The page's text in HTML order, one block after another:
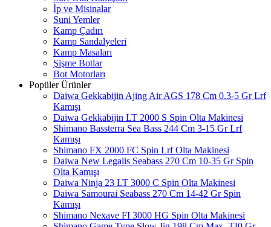
İp ve Misinalar
Suni Yemler
Kamp Çadırı
Kamp Sandalyeleri
Kamp Masaları
Şişme Botlar
Bot Motorları
Popüler Ürünler
Daiwa Gekkabijin Ajing Air AGS 178 Cm 0.3-5 Gr Lrf
Kamışı
Daiwa Gekkabijin LT 2000 S Spin Olta Makinesi
Shimano Bassterra Sea Bass 244 Cm 3-15 Gr Lrf
Kamışı
Shimano FX 2000 FC Spin Lrf Olta Makinesi
Daiwa New Legalis Seabass 270 Cm 10-35 Gr Spin
Olta Kamışı
Daiwa Ninja 23 LT 3000 C Spin Olta Makinesi
Daiwa Samourai Seabass 270 Cm 14-42 Gr Spin
Kamışı
Shimano Nexave FI 3000 HG Spin Olta Makinesi